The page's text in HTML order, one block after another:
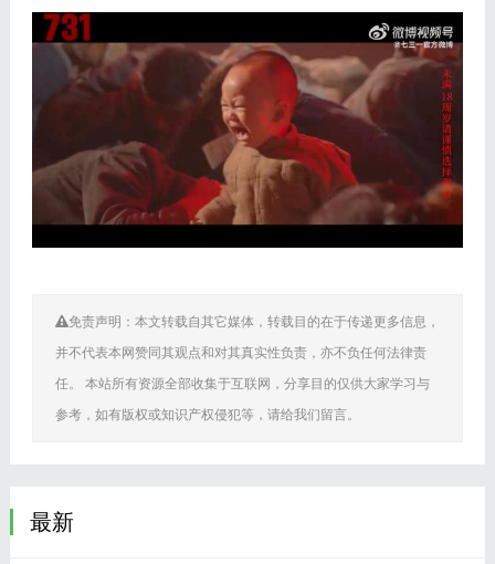
免责声明：本文转载自其它媒体，转载目的在于传递更多信息，
并不代表本网赞同其观点和对其真实性负责，亦不负任何法律责
任。 本站所有资源全部收集于互联网，分享目的仅供大家学习与
参考，如有版权或知识产权侵犯等，请给我们留言。
最新